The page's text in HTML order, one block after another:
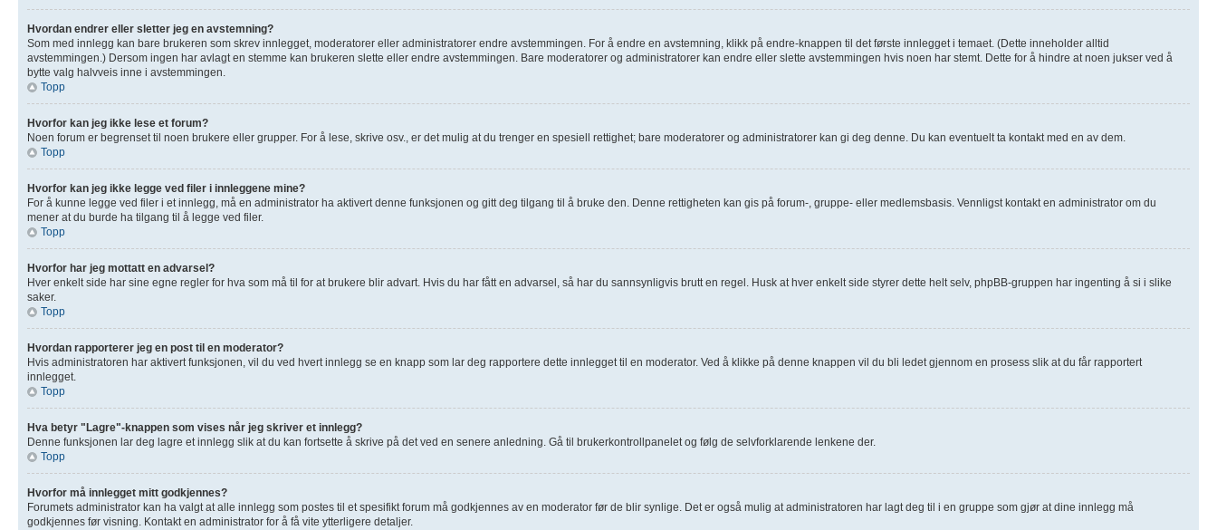
Hvordan endrer eller sletter jeg en avstemning?
Som med innlegg kan bare brukeren som skrev innlegget, moderatorer eller administratorer endre avstemmingen. For å endre en avstemning, klikk på endre-knappen til det første innlegget i temaet. (Dette inneholder alltid
avstemmingen.) Dersom ingen har avlagt en stemme kan brukeren slette eller endre avstemmingen. Bare moderatorer og administratorer kan endre eller slette avstemmingen hvis noen har stemt. Dette for å hindre at noen jukser ved å
bytte valg halvveis inne i avstemmingen.
Topp
Hvorfor kan jeg ikke lese et forum?
Noen forum er begrenset til noen brukere eller grupper. For å lese, skrive osv., er det mulig at du trenger en spesiell rettighet; bare moderatorer og administratorer kan gi deg denne. Du kan eventuelt ta kontakt med en av dem.
Topp
Hvorfor kan jeg ikke legge ved filer i innleggene mine?
For å kunne legge ved filer i et innlegg, må en administrator ha aktivert denne funksjonen og gitt deg tilgang til å bruke den. Denne rettigheten kan gis på forum-, gruppe- eller medlemsbasis. Vennligst kontakt en administrator om du
mener at du burde ha tilgang til å legge ved filer.
Topp
Hvorfor har jeg mottatt en advarsel?
Hver enkelt side har sine egne regler for hva som må til for at brukere blir advart. Hvis du har fått en advarsel, så har du sannsynligvis brutt en regel. Husk at hver enkelt side styrer dette helt selv, phpBB-gruppen har ingenting å si i slike
saker.
Topp
Hvordan rapporterer jeg en post til en moderator?
Hvis administratoren har aktivert funksjonen, vil du ved hvert innlegg se en knapp som lar deg rapportere dette innlegget til en moderator. Ved å klikke på denne knappen vil du bli ledet gjennom en prosess slik at du får rapportert
innlegget.
Topp
Hva betyr "Lagre"-knappen som vises når jeg skriver et innlegg?
Denne funksjonen lar deg lagre et innlegg slik at du kan fortsette å skrive på det ved en senere anledning. Gå til brukerkontrollpanelet og følg de selvforklarende lenkene der.
Topp
Hvorfor må innlegget mitt godkjennes?
Forumets administrator kan ha valgt at alle innlegg som postes til et spesifikt forum må godkjennes av en moderator før de blir synlige. Det er også mulig at administratoren har lagt deg til i en gruppe som gjør at dine innlegg må
godkjennes før visning. Kontakt en administrator for å få vite ytterligere detaljer.